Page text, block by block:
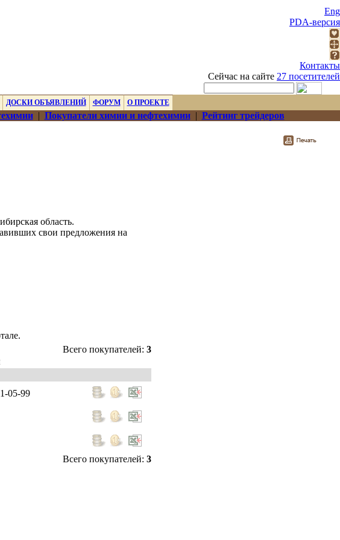
Eng
PDA-версия
Контакты
Сейчас на сайте 27 посетителей
ДОСКИ ОБЪЯВЛЕНИЙ ФОРУМ О ПРОЕКТЕ
| Покупатели химии и нефтехимии| Рейтинг трейдеров
область.
свои предложения на
Всего покупателей: 3
05-99
Всего покупателей: 3